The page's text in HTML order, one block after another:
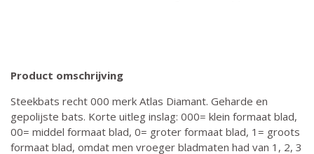
Product omschrijving
Steekbats recht 000 merk Atlas Diamant. Geharde en
gepolijste bats. Korte uitleg inslag: 000= klein formaat blad,
00= middel formaat blad, 0= groter formaat blad, 1= groots
formaat blad, omdat men vroeger bladmaten had van 1, 2, 3